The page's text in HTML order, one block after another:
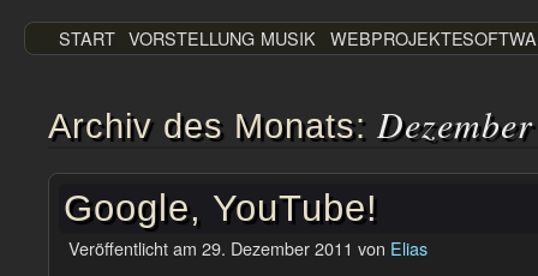
START VORSTELLUNG MUSIK WEBPROJEKTE
Archiv des Monats:
Google, YouTube!
Veröffentlicht am 29. Dezember 2011 von Elias